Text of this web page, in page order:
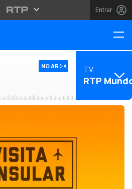
Entrar
NO AR TV
RTP